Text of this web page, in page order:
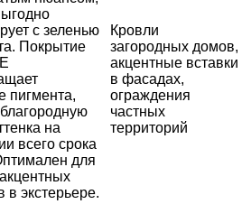
с зеленью
Покрытие
пигмента,
на
всего срока
для
в экстерьере.
Кровли
загородных домов,
акцентные вставки
в фасадах,
ограждения
частных
территорий